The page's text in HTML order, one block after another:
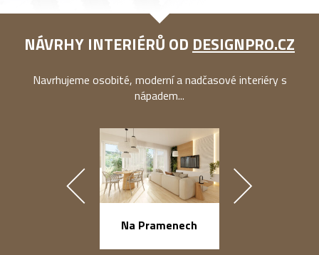
NÁVRHY INTERIÉRŮ OD DESIGNPRO.CZ
Navrhujeme osobité, moderní a nadčasové interiéry s
nápadem...
Na Pramenech